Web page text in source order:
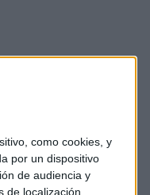
como cookies, y
por un dispositivo
de audiencia y
de localización